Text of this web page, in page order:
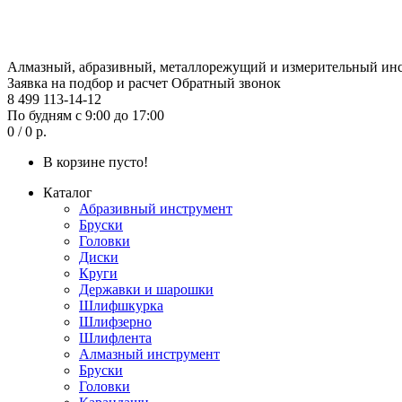
Алмазный, абразивный, металлорежущий и измерительный
Заявка на подбор и расчет Обратный звонок
8 499 113-14-12
По будням с 9:00 до 17:00
0 / 0 р.
В корзине пусто!
Каталог
Абразивный инструмент
Бруски
Головки
Диски
Круги
Державки и шарошки
Шлифшкурка
Шлифзерно
Шлифлента
Алмазный инструмент
Бруски
Головки